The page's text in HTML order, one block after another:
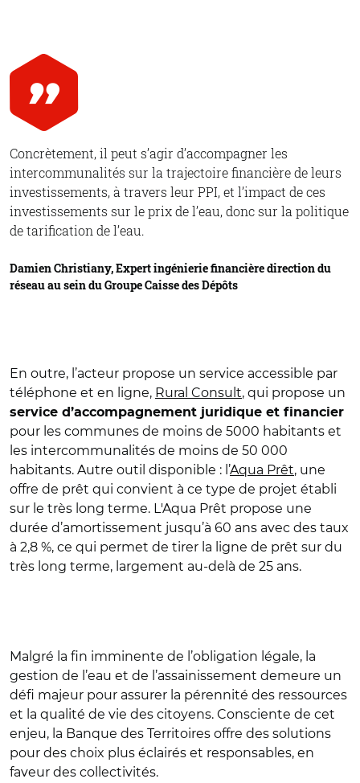
Concrètement, il peut s’agir d’accompagner les
intercommunalités sur la trajectoire financière de leurs
investissements, à travers leur PPI, et l’impact de ces
investissements sur le prix de l’eau, donc sur la politique
de tarification de l’eau.
Damien Christiany, Expert ingénierie financière direction du
réseau au sein du Groupe Caisse des Dépôts
En outre, l’acteur propose un service accessible par
téléphone et en ligne, Rural Consult, qui propose un
service d’accompagnement juridique et financier
pour les communes de moins de 5000 habitants et
les intercommunalités de moins de 50 000
habitants. Autre outil disponible : l’Aqua Prêt, une
offre de prêt qui convient à ce type de projet établi
sur le très long terme. L'Aqua Prêt propose une
durée d’amortissement jusqu’à 60 ans avec des taux
à 2,8 %, ce qui permet de tirer la ligne de prêt sur du
très long terme, largement au-delà de 25 ans.
Malgré la fin imminente de l’obligation légale, la
gestion de l’eau et de l’assainissement demeure un
défi majeur pour assurer la pérennité des ressources
et la qualité de vie des citoyens. Consciente de cet
enjeu, la Banque des Territoires offre des solutions
pour des choix plus éclairés et responsables, en
faveur des collectivités.